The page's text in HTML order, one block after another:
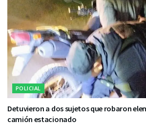
POLICIAL
Detuvieron a dos sujetos que robaron
camión estacionado